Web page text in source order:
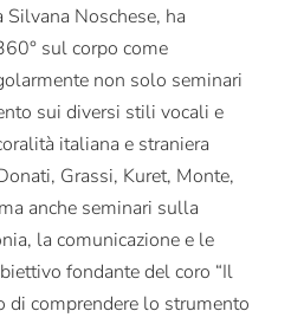
Noschese, ha
sul corpo come
non solo seminari
sui diversi stili vocali e
italiana e straniera
Grassi, Kuret, Monte,
anche seminari sulla
la comunicazione e le
fondante del coro “Il
di comprendere lo strumento